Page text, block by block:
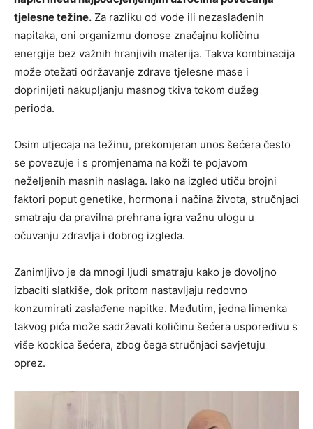
tjelesne težine. Za razliku od vode ili nezaslađenih
napitaka, oni organizmu donose značajnu količinu
energije bez važnih hranjivih materija. Takva kombinacija
može otežati održavanje zdrave tjelesne mase i
doprinijeti nakupljanju masnog tkiva tokom dužeg
perioda.
Osim utjecaja na težinu, prekomjeran unos šećera često
se povezuje i s promjenama na koži te pojavom
neželjenih masnih naslaga. Iako na izgled utiču brojni
faktori poput genetike, hormona i načina života, stručnjaci
smatraju da pravilna prehrana igra važnu ulogu u
očuvanju zdravlja i dobrog izgleda.
Zanimljivo je da mnogi ljudi smatraju kako je dovoljno
izbaciti slatkiše, dok pritom nastavljaju redovno
konzumirati zaslađene napitke. Međutim, jedna limenka
takvog pića može sadržavati količinu šećera usporedivu s
više kockica šećera, zbog čega stručnjaci savjetuju
oprez.